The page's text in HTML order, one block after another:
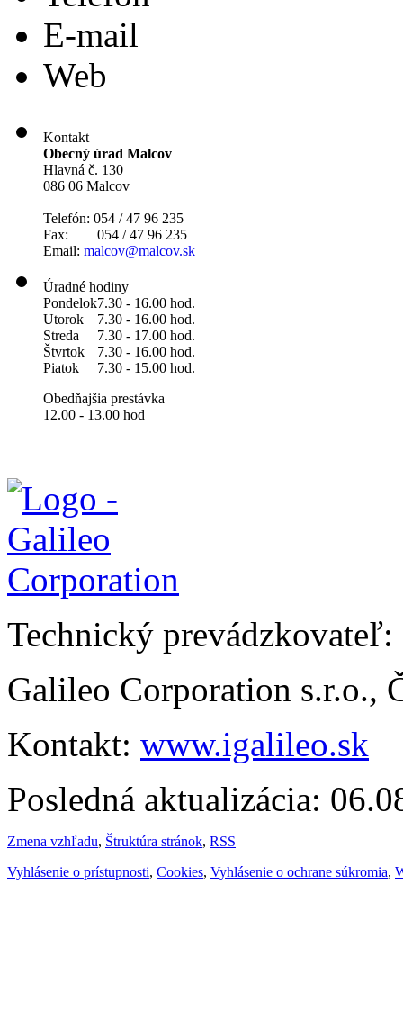
E-mail
Web
Kontakt
Obecný úrad Malcov
Hlavná č. 130
086 06 Malcov
Telefón: 054 / 47 96 235
Fax: 054 / 47 96 235
Email: malcov@malcov.sk
Úradné hodiny
Pondelok7.30 - 16.00 hod.
Utorok
7.30 - 16.00 hod.
Streda
7.30 - 17.00 hod.
Štvrtok
7.30 - 16.00 hod.
Piatok
7.30 - 15.00 hod.
Obedňajšia prestávka
12.00 - 13.00 hod
Technický prevádzkovateľ:
Galileo Corporation s.r.o.,
Kontakt: www.igalileo.sk
Posledná aktualizácia:
Zmena vzhľadu, Štruktúra stránok, RSS
Vyhlásenie o prístupnosti, Cookies, Vyhlásenie o ochrane súkromia,